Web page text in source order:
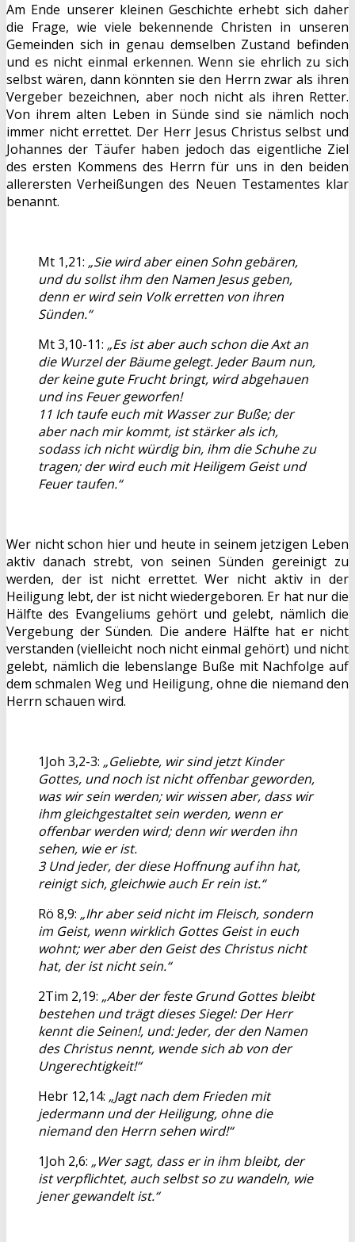
Am Ende unserer kleinen Geschichte erhebt sich daher
die Frage, wie viele bekennende Christen in unseren
Gemeinden sich in genau demselben Zustand befinden
und es nicht einmal erkennen. Wenn sie ehrlich zu sich
selbst wären, dann könnten sie den Herrn zwar als ihren
Vergeber bezeichnen, aber noch nicht als ihren Retter.
Von ihrem alten Leben in Sünde sind sie nämlich noch
immer nicht errettet. Der Herr Jesus Christus selbst und
Johannes der Täufer haben jedoch das eigentliche Ziel
des ersten Kommens des Herrn für uns in den beiden
allerersten Verheißungen des Neuen Testamentes klar
benannt.
Mt 1,21: „Sie wird aber einen Sohn gebären,
und du sollst ihm den Namen Jesus geben,
denn er wird sein Volk erretten von ihren
Sünden.“
Mt 3,10-11: „Es ist aber auch schon die Axt an
die Wurzel der Bäume gelegt. Jeder Baum nun,
der keine gute Frucht bringt, wird abgehauen
und ins Feuer geworfen!
11 Ich taufe euch mit Wasser zur Buße; der
aber nach mir kommt, ist stärker als ich,
sodass ich nicht würdig bin, ihm die Schuhe zu
tragen; der wird euch mit Heiligem Geist und
Feuer taufen.“
Wer nicht schon hier und heute in seinem jetzigen Leben
aktiv danach strebt, von seinen Sünden gereinigt zu
werden, der ist nicht errettet. Wer nicht aktiv in der
Heiligung lebt, der ist nicht wiedergeboren. Er hat nur die
Hälfte des Evangeliums gehört und gelebt, nämlich die
Vergebung der Sünden. Die andere Hälfte hat er nicht
verstanden (vielleicht noch nicht einmal gehört) und nicht
gelebt, nämlich die lebenslange Buße mit Nachfolge auf
dem schmalen Weg und Heiligung, ohne die niemand den
Herrn schauen wird.
1Joh 3,2-3: „Geliebte, wir sind jetzt Kinder
Gottes, und noch ist nicht offenbar geworden,
was wir sein werden; wir wissen aber, dass wir
ihm gleichgestaltet sein werden, wenn er
offenbar werden wird; denn wir werden ihn
sehen, wie er ist.
3 Und jeder, der diese Hoffnung auf ihn hat,
reinigt sich, gleichwie auch Er rein ist.“
Rö 8,9: „Ihr aber seid nicht im Fleisch, sondern
im Geist, wenn wirklich Gottes Geist in euch
wohnt; wer aber den Geist des Christus nicht
hat, der ist nicht sein.“
2Tim 2,19: „Aber der feste Grund Gottes bleibt
bestehen und trägt dieses Siegel: Der Herr
kennt die Seinen!, und: Jeder, der den Namen
des Christus nennt, wende sich ab von der
Ungerechtigkeit!“
Hebr 12,14: „Jagt nach dem Frieden mit
jedermann und der Heiligung, ohne die
niemand den Herrn sehen wird!“
1Joh 2,6: „Wer sagt, dass er in ihm bleibt, der
ist verpflichtet, auch selbst so zu wandeln, wie
jener gewandelt ist.“